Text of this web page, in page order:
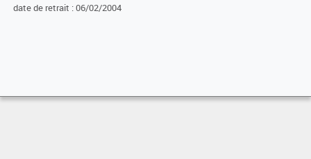
date de retrait : 06/02/2004